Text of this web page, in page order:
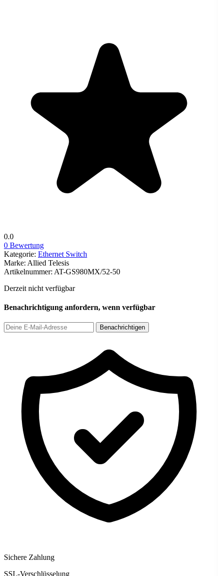
0.0
0 Bewertung
Kategorie: Ethernet Switch
Marke: Allied Telesis
Artikelnummer: AT-GS980MX/52-50
Derzeit nicht verfügbar
Benachrichtigung anfordern, wenn verfügbar
Benachrichtigen
Sichere Zahlung
SSL-Verschlüsselung